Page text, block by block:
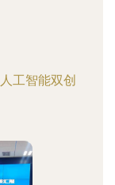
工智能双创